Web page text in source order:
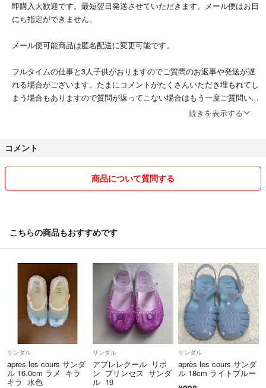
即購入大歓迎です。最短翌日発送させていただきます。メール便はお日
にち指定ができません。
メール便可能商品は匿名配送に変更可能です。
フルタイムの仕事と3人子供がおりますのでご質問のお返事や発送が遅
れる場合がございます。たまにコメントがたくさんいただき埋もれてし
まう場合もありますので質問が返ってこない場合はもう一度ご質問いた
ただく場合があります。
お取引が出来る限りスムーズに出来るよう心がけております。
圧縮したり半分おったりして、シワなど入る場合もあります。
ら送料加算してお送りさせていただきます。
出品するものは、すべて正規商品です。
ブランド物は百貨店や直営店、海外免税店や路面店、正規のセレクトシ
ョップでしか購入をしませんのでご安心ください。
送料込みのため
販売価格から大幅値下げは絶対しません。
常識の範囲でお願いします。
まとめて歓迎です。
続きを表示する
コメント
商品について質問する
こちらの商品もおすすめです
サンダル
apres les cours サンダ
ル 16.0cm ラメ キラ
キラ 水色
サンダル
アプレレクール リボ
ン プリンセス サンダ
ル 19
サンダル
après les cours サンダ
ル 18cm ライトブルー